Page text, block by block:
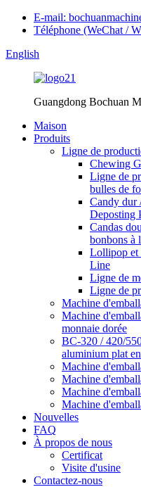
E-mail:
Téléphone (WeChat /
English
Guangdong Bochuan
Maison
Produits
Ligne de
Chewing
Ligne de
bulles de
Candy dur
Deposting
Candas
bonbons à
Lollipop et
Line
Ligne de
Ligne de
Machine
Machine
monnaie dorée
BC-320 / 420/
aluminium plat
Machine
Machine
Machine
Machine
Nouvelles
FAQ
À propos de nous
Certificat
Visite d'usine
Contactez-nous